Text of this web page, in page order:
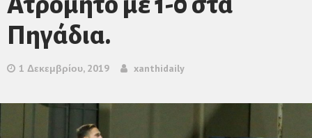
Πηγάδια.
1 Δεκεμβρίου, 2019 xanthidaily